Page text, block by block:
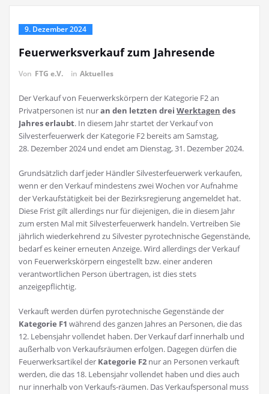
9. Dezember 2024
Feuerwerksverkauf zum Jahresende
Von FTG e.V. in Aktuelles
Der Verkauf von Feuerwerkskörpern der Kategorie F2 an
Privatpersonen ist nuran den letzten drei Werktagen des
Jahres erlaubt. In diesem Jahr startet der Verkauf von
Silvesterfeuerwerk der Kategorie F2 bereits am Samstag,
28. Dezember 2024 und endet am Dienstag, 31. Dezember 2024.
Grundsätzlich darf jeder Händler Silvesterfeuerwerk verkaufen,
wenn er den Verkauf mindestens zwei Wochen vor Aufnahme
der Verkaufstätigkeit bei der Bezirksregierung angemeldet hat.
Diese Frist gilt allerdings nur für diejenigen, die in diesem Jahr
zum ersten Mal mit Silvesterfeuerwerk handeln. Vertreiben Sie
jährlich wiederkehrend zu Silvester pyrotechnische Gegenstände,
bedarf es keiner erneuten Anzeige. Wird allerdings der Verkauf
von Feuerwerkskörpern eingestellt bzw. einer anderen
verantwortlichen Person übertragen, ist dies stets
anzeigepflichtig.
Verkauft werden dürfen pyrotechnische Gegenstände der
Kategorie F1 während des ganzen Jahres an Personen, die das
12. Lebensjahr vollendet haben. Der Verkauf darf innerhalb und
außerhalb von Verkaufsräumen erfolgen. Dagegen dürfen die
Feuerwerksartikel der Kategorie F2 nur an Personen verkauft
werden, die das 18. Lebensjahr vollendet haben und dies auch
nur innerhalb von Verkaufs-räumen. Das Verkaufspersonal muss